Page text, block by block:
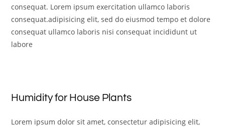
consequat. Lorem ipsum exercitation ullamco laboris
consequat.adipisicing elit, sed do eiusmod tempo et dolore
consequat ullamco laboris nisi consequat incididunt ut
labore
Humidity for House Plants
Lorem ipsum dolor sit amet, consectetur adipisicing elit,